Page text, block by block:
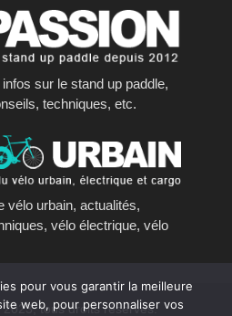
sur le stand up paddle,
techniques, etc.
vélo urbain, actualités,
vélo électrique, vélo
tous droits réservés.
pour vous garantir la meilleure
web, pour personnaliser vos